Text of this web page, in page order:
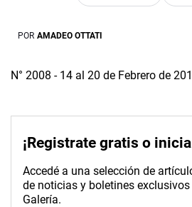
POR AMADEO OTTATI
N° 2008 - 14 al 20 de Febrero de
¡Registrate gratis o
Accedé a una selección de
de noticias y boletines
Galería.